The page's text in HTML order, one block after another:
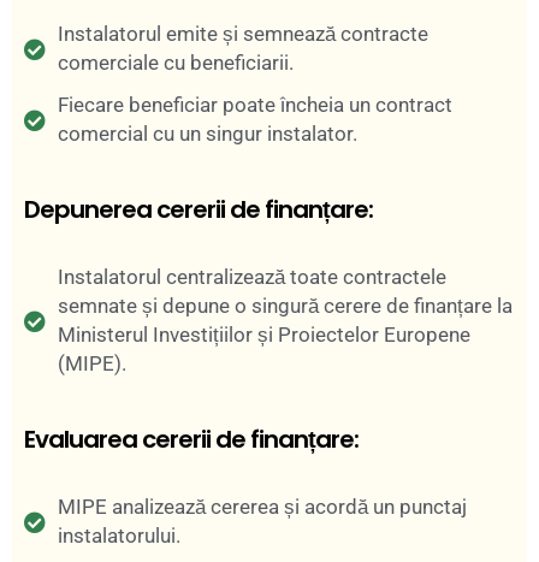
Instalatorul emite și semnează contracte
comerciale cu beneficiarii.
Fiecare beneficiar poate încheia un contract
comercial cu un singur instalator.
Depunerea cererii de finanțare:
Instalatorul centralizează toate contractele
semnate și depune o singură cerere de finanțare la
Ministerul Investițiilor și Proiectelor Europene
(MIPE).
Evaluarea cererii de finanțare:
MIPE analizează cererea și acordă un punctaj
instalatorului.